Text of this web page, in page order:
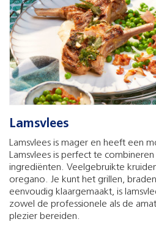
Lamsvlees
Lamsvlees is mager en heeft een
Lamsvlees is perfect te
ingrediënten. Veelgebruikte
oregano. Je kunt het grillen,
eenvoudig klaargemaakt, is
zowel de professionele als de
plezier bereiden.